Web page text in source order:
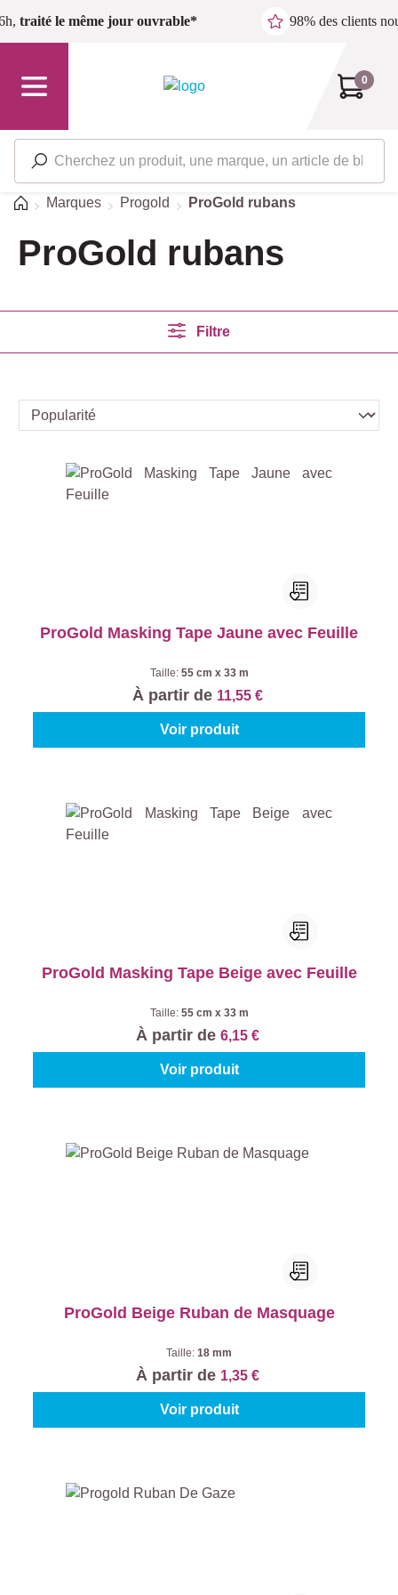
Passer au contenu principal
traité le même jour ouvrable* 98% des clients
0
Accueil
Marques Progold ProGold rubans
ProGold rubans
Filtre
ProGold Masking Tape Jaune avec Feuille
Taille: 55 cm x 33 m
À partir de 11,55 €
Voir produit
ProGold Masking Tape Beige avec Feuille
Taille: 55 cm x 33 m
À partir de 6,15 €
Voir produit
ProGold Beige Ruban de Masquage
Taille: 18 mm
À partir de 1,35 €
Voir produit